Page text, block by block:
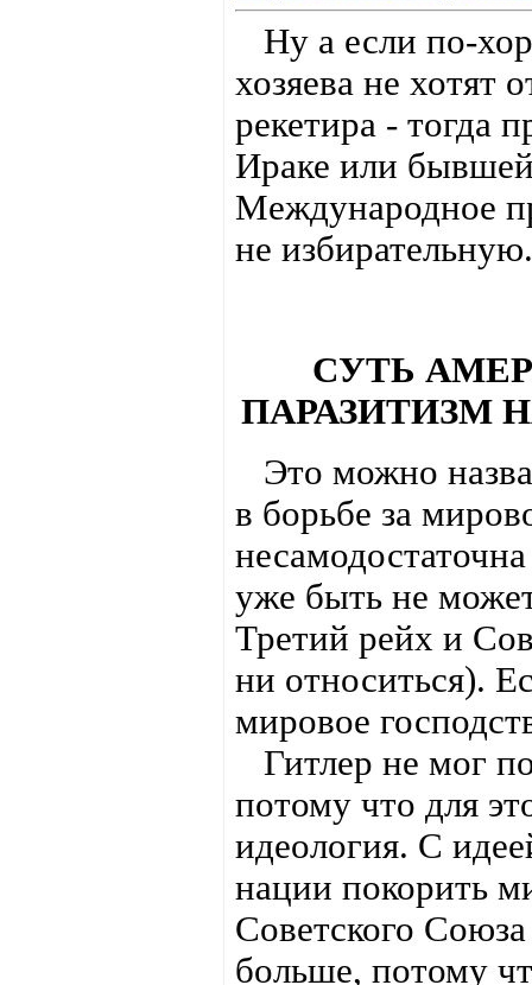
Ну а если по-
хозяева не хотят
рекетира - тогда
Ираке или
Международное
не избирательную.
СУТЬ
ПАРАЗИТИЗМ
Это можно
в борьбе за
уже быть не
Третий рейх и
ни относиться).
мировое
Гитлер не мог
потому что для
идеология. С
нации покорить
Советского
больше, потому